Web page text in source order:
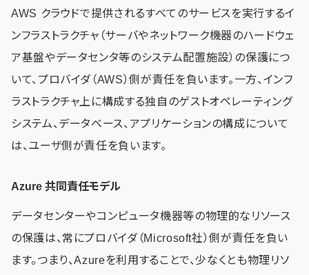
AWS クラウドで提供されるすべてのサービスを実行するイ
ンフラストラクチャ（サーバやネットワーク機器のハードウェ
ア基盤やデータセンタ等のシステム配置施設）の保護につ
いて、プロバイダ（AWS）側が責任を負います。一方、インフ
ラストラクチャ上に構成する独自のゲストオペレーティング
システム、データベース、アプリケーションの構成について
は、ユーザ側が責任を負います。
Azure 共同責任モデル
データセンターやコンピュータ機器等の物理的なリソース
の保護は、常にプロバイダ（Microsoft社）側が責任を負い
ます。つまり、Azureを利用することで、少なくとも物理リソ